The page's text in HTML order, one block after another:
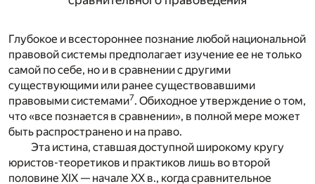
Глубокое и всестороннее познание любой национальной
правовой системы предполагает изучение ее не только
самой по себе, но и в сравнении с другими
существующими или ранее существовавшими
правовыми системами7. Обиходное утверждение о том,
что «все познается в сравнении», в полной мере может
быть распространено и на право.
Эта истина, ставшая доступной широкому кругу
юристов-теоретиков и практиков лишь во второй
половине XIX — начале XX в., когда сравнительное